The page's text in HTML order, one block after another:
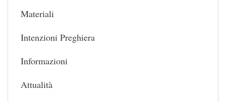
Materiali
Intenzioni Preghiera
Informazioni
Attualità